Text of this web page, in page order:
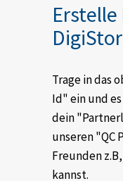
Trage in das
Id" ein und
dein
unseren "QC
Freunden
kannst.